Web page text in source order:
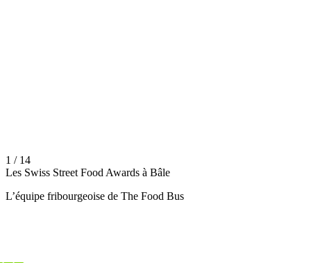
1 / 14
Les Swiss Street Food Awards à Bâle
L’équipe fribourgeoise de The Food Bus